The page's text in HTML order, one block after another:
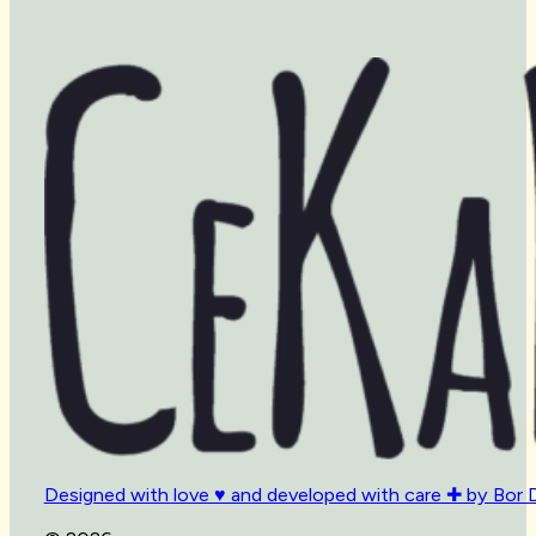
Designed with love ♥ and developed with care ✚ by Bor